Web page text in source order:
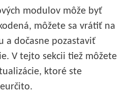
modulov môže byť
môžete sa vrátiť na
a dočasne pozastaviť
V tejto sekcii tiež môžete
ktoré ste